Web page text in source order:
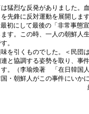
猛烈な反発がありました。
先鋒に反対運動を展開しま
初にして最後の「非常事態
す。この時、一人の朝鮮人
。
くものでした。＜民団は
と協調する姿勢を取り、事
。（李瑜煥著　「在日韓国
・朝鮮人がこの事件にいか
。